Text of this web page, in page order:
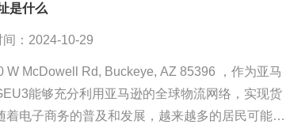
是什么
间：2024-10-29
能够充分利用亚马逊的全球物流网络，实现货
着电子商务的普及和发展，越来越多的居民可能选